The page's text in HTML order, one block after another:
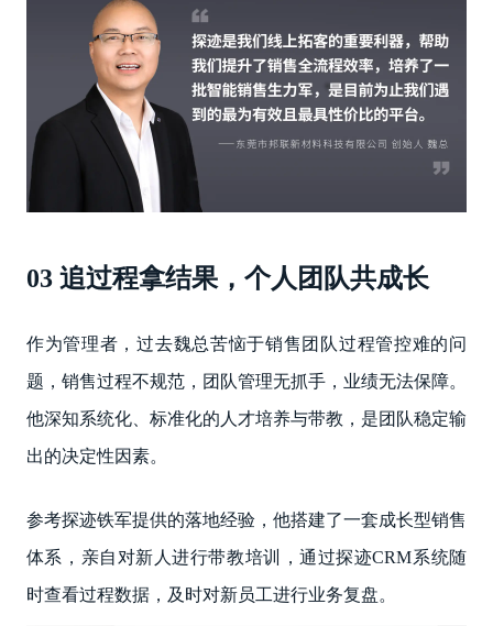
03 追过程拿结果，个人团队共成长
作为管理者，过去魏总苦恼于销售团队过程管控难的问
题，销售过程不规范，团队管理无抓手，业绩无法保障。
他深知系统化、标准化的人才培养与带教，是团队稳定输
出的决定性因素。
参考探迹铁军提供的落地经验，他搭建了一套成长型销售
体系，亲自对新人进行带教培训，通过探迹CRM系统随
时查看过程数据，及时对新员工进行业务复盘。